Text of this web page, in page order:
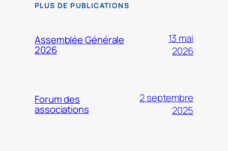
PLUS DE PUBLICATIONS
Assemblée Générale
2026
13 mai
2026
Forum des
associations
2 septembre
2025